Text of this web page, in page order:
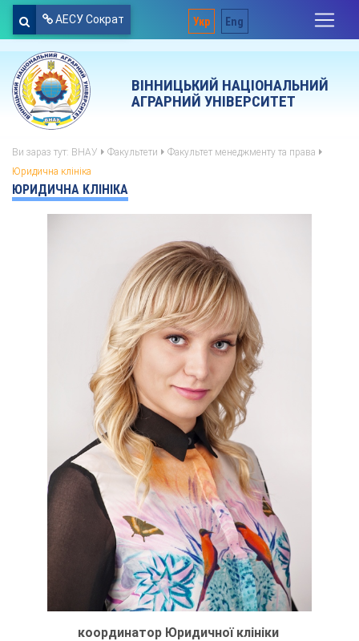
АЕСУ Сократ Укр Eng
ВІННИЦЬКИЙ НАЦІОНАЛЬНИЙ
АГРАРНИЙ УНІВЕРСИТЕТ
Ви зараз тут: ВНАУ Факультети
Факультет менеджменту та права
Юридична клініка
ЮРИДИЧНА КЛІНІКА
координатор Юридичної клініки